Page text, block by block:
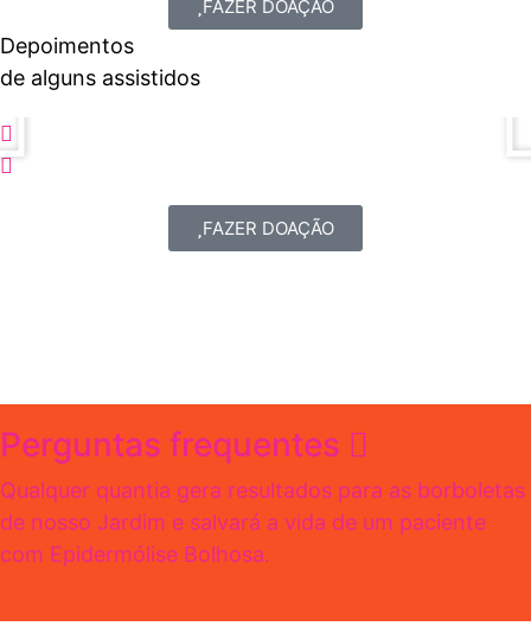
FAZER DOAÇÃO
Depoimentos
de alguns assistidos
FAZER DOAÇÃO
Perguntas frequentes
Qualquer quantia gera resultados para as borboletas
de nosso Jardim e salvará a vida de um paciente
com Epidermólise Bolhosa.